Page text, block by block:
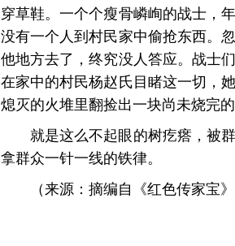
穿草鞋。一个个瘦骨嶙峋的战士，
没有一个人到村民家中偷抢东西。
他地方去了，终究没人答应。战士
在家中的村民杨赵氏目睹这一切，
熄灭的火堆里翻捡出一块尚未烧完
就是这么不起眼的树疙瘩，被
拿群众一针一线的铁律。
（来源：摘编自《红色传家宝